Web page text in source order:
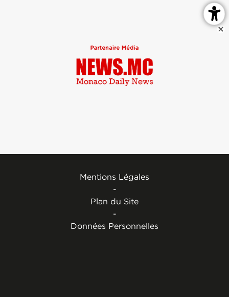
Mentions Légales
-
Plan du Site
-
Données Personnelles